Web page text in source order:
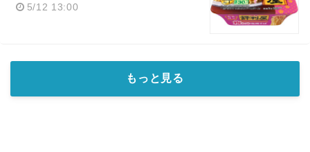
5/12 13:00
もっと見る